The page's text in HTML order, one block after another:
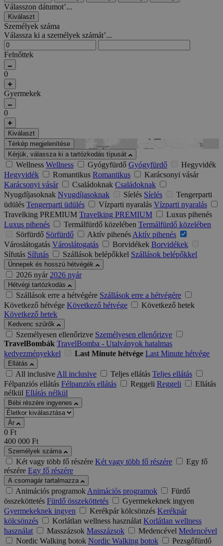
Válasszon dátumot’...
Kiválaszt
Személyek száma
Válassza ki a személyek számát’...
Felnőttek
0
Gyermekek
0
Kiválaszt
Térkép megjelenítése
Kérjük, válassza ki a tartózkodás típusát
Wellness Wellness Gyógyfürdő Gyógyfürdő
Hegyvidék
Hegyvidék
Romantikus Romantikus
Karácsonyi vásár
Karácsonyi vásár
Családoknak Családoknak
Nyugdíjasoknak Nyugdíjasoknak Síelés Síelés
Tengerparti
üdülés Tengerparti üdülés Vízparti nyaralás Vízparti nyaralás
Travelking PREMIUM Travelking PREMIUM
Luxus pihenés
Luxus pihenés
Termálfürdő közelében Termálfürdő közelében
Sörfürdő Sörfürdő Aktív pihenésAktív pihenés
Városlátogatás Városlátogatás Borvidékek Borvidékek
Sífutás Sífutás Szállások belépőkkel Szállások belépőkkel
Ünnepek és hosszú hétvégék
2026 nyár 2026 nyár
Hétvégi tartózkodás
Szállások erre a hétvégére Szállások erre a hétvégére
Következő hétvége Következő hétvége
Következő hetek
Következő hetek
Kedvenc szűrők
Személyesen ellenőrizve Személyesen ellenőrizve
TravelBombák TravelBomba - Utalványok hatalmas
kedvezményekkel
Last Minute hétvége Last Minute hétvége
Ellátás
All inclusiveAll inclusive Teljes ellátás Teljes ellátás
Félpanziós ellátás Félpanziós ellátás Reggeli Reggeli
Ellátás
nélkül Ellátás nélkül
Bébi részére ingyenes
Ár
0 Ft
400 000 Ft
Személyek száma
Két vagy több fő részére Két vagy több fő részére
Egy fő
részére Egy fő részére
A csomagár tartalmazza
Animációs programokAnimációs programok
Fürdő
összeköttetés Fürdő összeköttetés
Gyermekeknek ingyen
Gyermekeknek ingyen
Kerékpár kölcsönzés Kerékpár
kölcsönzés
Korlátlan wellness használat Korlátlan wellness
használat
Masszázsok Masszázsok Medencével Medencével
Nordic Walking botok Nordic Walking botok
Pezsgőfürdő